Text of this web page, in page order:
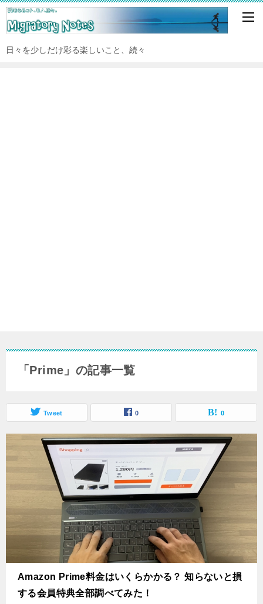
日々を少しだけ彩る楽しいこと、続々
「Prime」の記事一覧
Tweet 0 0
Amazon Prime料金はいくらかかる？ 知らないと損
する会員特典全部調べてみた！